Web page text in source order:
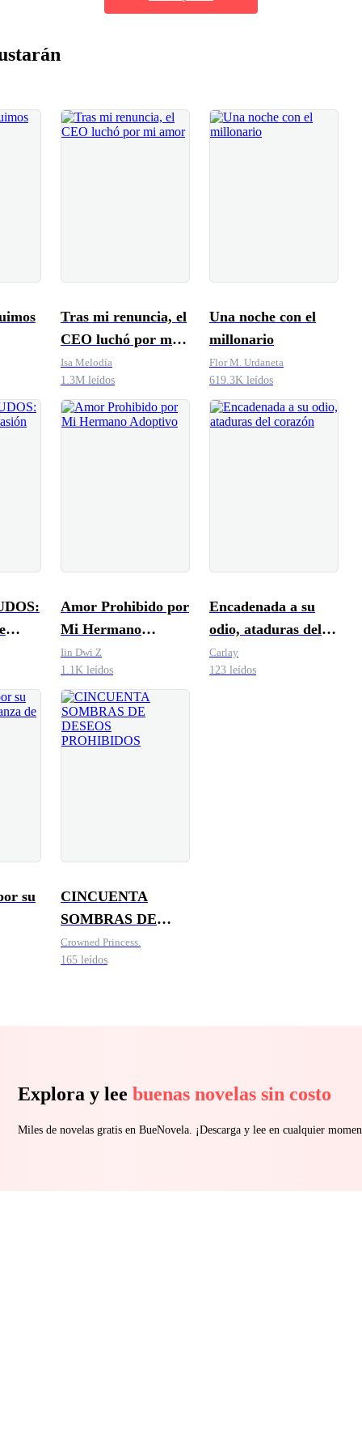
Tras mi renuncia, el
CEO luchó por mi
amor
Isa Melodía
1.3M leídos
Una noche con el
millonario
Flor M. Urdaneta
619.3K leídos
Amor Prohibido por
Mi Hermano
Adoptivo
Iin Dwi Z
1.1K leídos
Encadenada a su
odio, ataduras del
corazón
Carlay
123 leídos
su
CINCUENTA
SOMBRAS DE
DESEOS
PROHIBIDOS
Crowned Princess.
165 leídos
Explora y lee buenas novelas sin costo
Miles de novelas gratis en BueNovela. ¡Descarga y lee en cualquier